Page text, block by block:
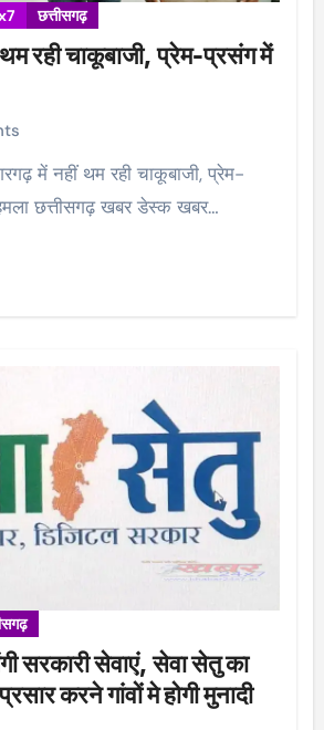
छत्तीसगढ़
रही चाकूबाजी, प्रेम-प्रसंग में
छत्तीसगढ़ खबर डेस्क खबर…
सरकारी सेवाएं, सेवा सेतु का
करने गांवों मे होगी मुनादी